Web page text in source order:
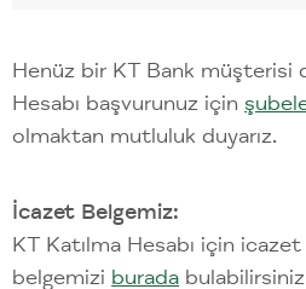
Henüz bir KT Bank müşterisi
Hesabı başvurunuz için
olmaktan mutluluk duyarız.
İcazet Belgemiz:
KT Katılma Hesabı için icazet
belgemizi burada bulabilirsiniz.